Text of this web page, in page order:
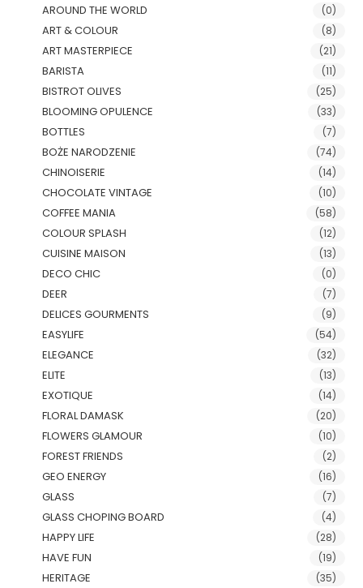
AROUND THE WORLD (0)
ART & COLOUR (8)
ART MASTERPIECE (21)
BARISTA (11)
BISTROT OLIVES (25)
BLOOMING OPULENCE (33)
BOTTLES (7)
BOŻE NARODZENIE (74)
CHINOISERIE (14)
CHOCOLATE VINTAGE (10)
COFFEE MANIA (58)
COLOUR SPLASH (12)
CUISINE MAISON (13)
DECO CHIC (0)
DEER (7)
DELICES GOURMENTS (9)
EASYLIFE (54)
ELEGANCE (32)
ELITE (13)
EXOTIQUE (14)
FLORAL DAMASK (20)
FLOWERS GLAMOUR (10)
FOREST FRIENDS (2)
GEO ENERGY (16)
GLASS (7)
GLASS CHOPING BOARD (4)
HAPPY LIFE (28)
HAVE FUN (19)
HERITAGE (35)